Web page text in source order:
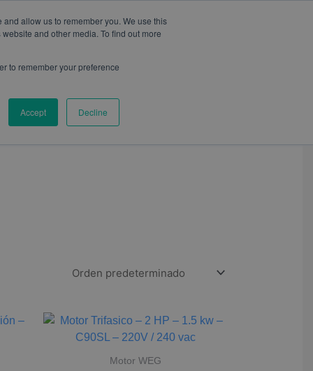
allow us to remember you. We use this
and other media. To find out more
to remember your preference
Accept Decline
CONTACTO BLOG
Motor WEG